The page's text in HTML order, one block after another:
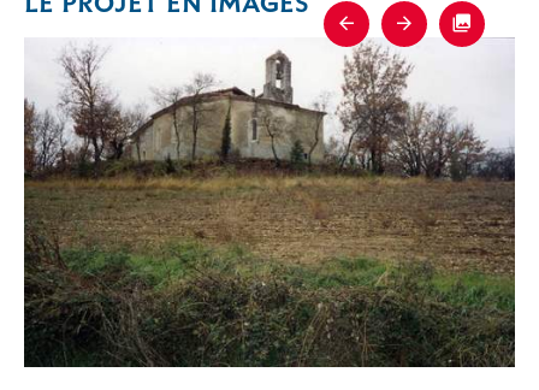
Previous
Next